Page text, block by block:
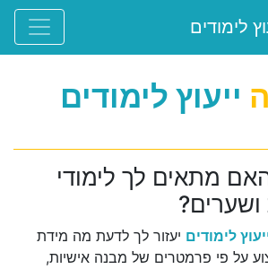
לימודים
ייעוץ לימודים
מתאים לך לימודי
ושערים?
לימודים יעזור לך לדעת מה מידת
על פי פרמטרים של מבנה אישיות,